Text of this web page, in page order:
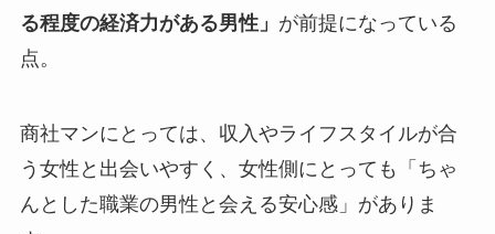
る程度の経済力がある男性」 が前提になっている
点。
商社マンにとっては、収入やライフスタイルが合
う女性と出会いやすく、女性側にとっても「ちゃ
んとした職業の男性と会える安心感」がありま